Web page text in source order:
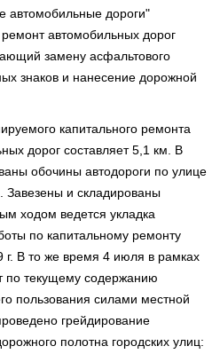
автомобильные дороги"
автомобильных дорог
замену асфальтового
знаков и нанесение дорожной
капитального ремонта
дорог составляет 5,1 км. В
обочины автодороги по улице
Завезены и складированы
ходом ведется укладка
по капитальному ремонту
г. В то же время 4 июля в рамках
по текущему содержанию
пользования силами местной
грейдирование
полотна городских улиц: